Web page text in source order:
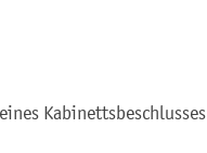
Kabinettsbeschlusses